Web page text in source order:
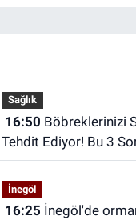
Sağlık
16:50
Tehdit Ediyor! Bu 3
İnegöl
16:25 İnegöl'de